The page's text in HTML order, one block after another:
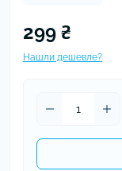
299 ₴
Нашли дешевле?